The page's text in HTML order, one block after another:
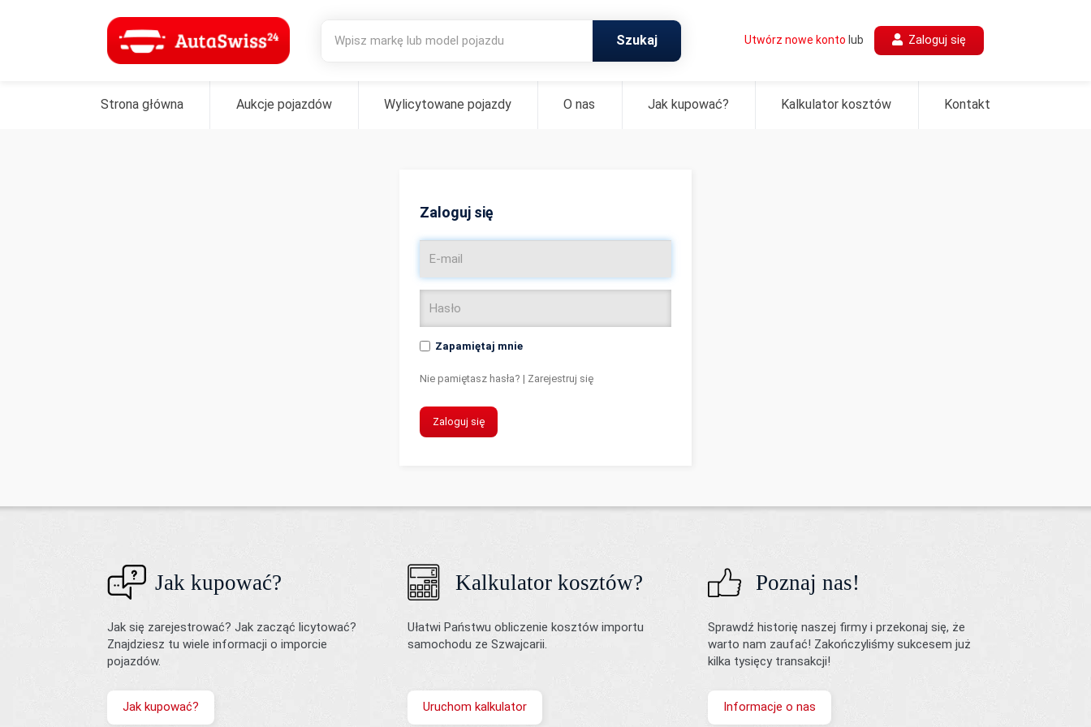
Szukaj Utwórz nowe konto lub Zaloguj się
Strona główna Aukcje pojazdów Wylicytowane pojazdy O nas Jak kupować? Kalkulator kosztów Kontakt
Zaloguj się
Zapamiętaj mnie
Nie pamiętasz hasła? | Zarejestruj się
Zaloguj się
Jak kupować?
Jak się zarejestrować? Jak zacząć licytować?
Znajdziesz tu wiele informacji o imporcie
pojazdów.
Jak kupować?
Kalkulator kosztów?
Ułatwi Państwu obliczenie kosztów importu
samochodu ze Szwajcarii.
Uruchom kalkulator
Poznaj nas!
Sprawdź historię naszej firmy i przekonaj się, że
warto nam zaufać! Zakończyliśmy sukcesem już
kilka tysięcy transakcji!
Informacje o nas